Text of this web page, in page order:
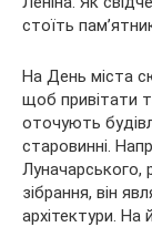
стоїть
На День міста
щоб привітати
оточують
старовинні.
Луначарського,
зібрання, він
архітектури.